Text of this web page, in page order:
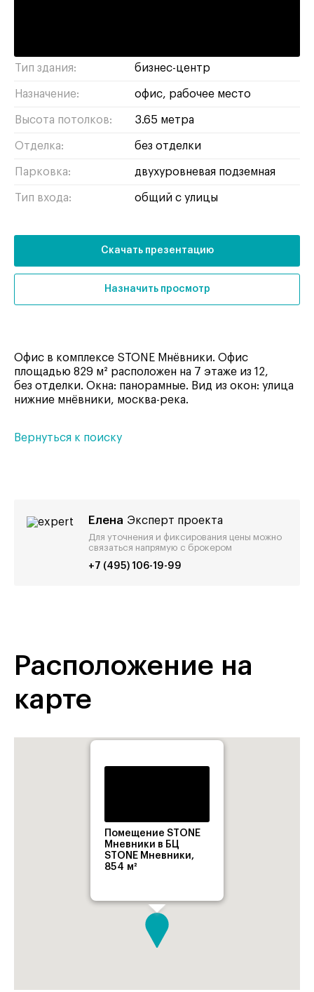
Тип здания: бизнес-центр
Назначение: офис рабочее место
Высота потолков: 3.65 метра
Отделка: без отделки
Парковка: двухуровневая подземная
Тип входа: общий с улицы
Скачать презентацию
Назначить просмотр
Офис в комплексе STONE Мнёвники. Офис
площадью 829 м² расположен на 7 этаже из 12,
без отделки. Окна: панорамные. Вид из окон: улица
нижние мнёвники, москва-река.
Вернуться к поиску
Елена Эксперт проекта
Для уточнения и фиксирования цены можно
связаться напрямую с брокером
+7 (495) 106-19-99
Расположение на
карте
Помещение STONE
Мневники в БЦ
STONE Мневники,
854 м²